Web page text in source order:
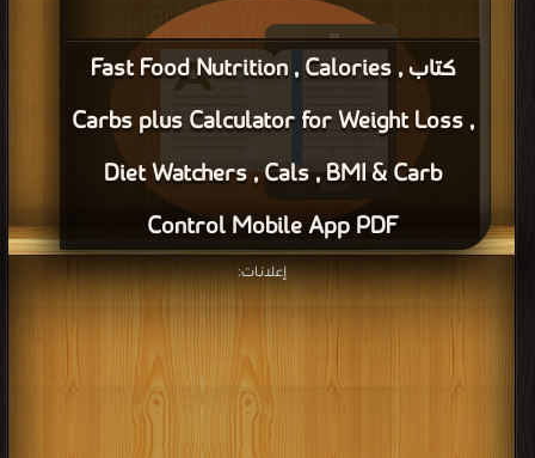
كتاب Fast Food Nutrition , Calories ,
Carbs plus Calculator for Weight Loss ,
Diet Watchers , Cals , BMI & Carb
Control Mobile App PDF
قراءة و تحميل كتاب كتاب Fast Food Nutrition , Calories , Carbs plus Calculator
for Weight Loss , Diet Watchers , Cals , BMI & Carb Control Mobile App PDF
مجانا | مكتبة >
إعلانات: